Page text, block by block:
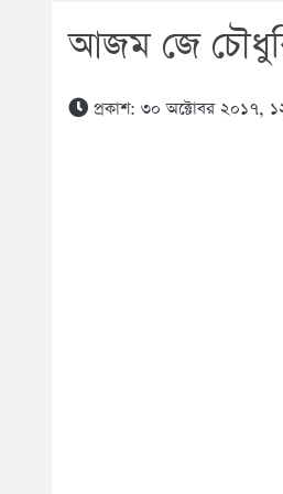
আজম জে
প্রকাশ: ৩০ অক্টোবর ২০১৭,